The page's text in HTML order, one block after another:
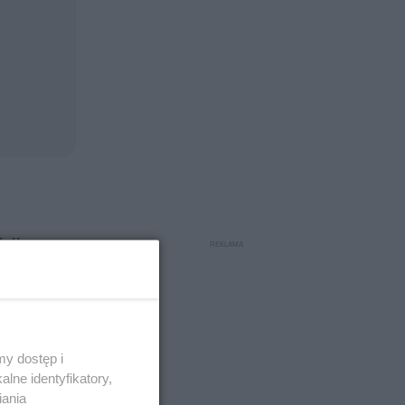
dostęp i
identyfikatory,